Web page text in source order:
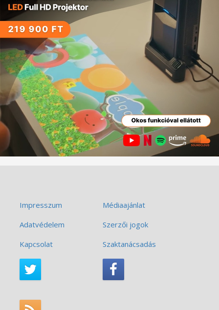
Impresszum
Médiaajánlat
Adatvédelem
Szerzői jogok
Kapcsolat
Szaktanácsadás